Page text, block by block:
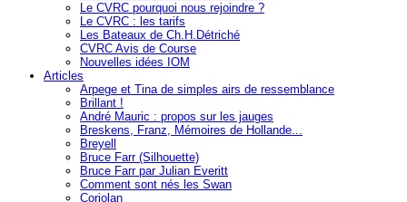
Le CVRC pourquoi nous rejoindre ?
Le CVRC : les tarifs
Les Bateaux de Ch.H.Détriché
CVRC Avis de Course
Nouvelles idées IOM
Articles
Arpege et Tina de simples airs de ressemblance
Brillant !
André Mauric : propos sur les jauges
Breskens, Franz, Mémoires de Hollande...
Breyell
Bruce Farr (Silhouette)
Bruce Farr par Julian Everitt
Comment sont nés les Swan
Coriolan